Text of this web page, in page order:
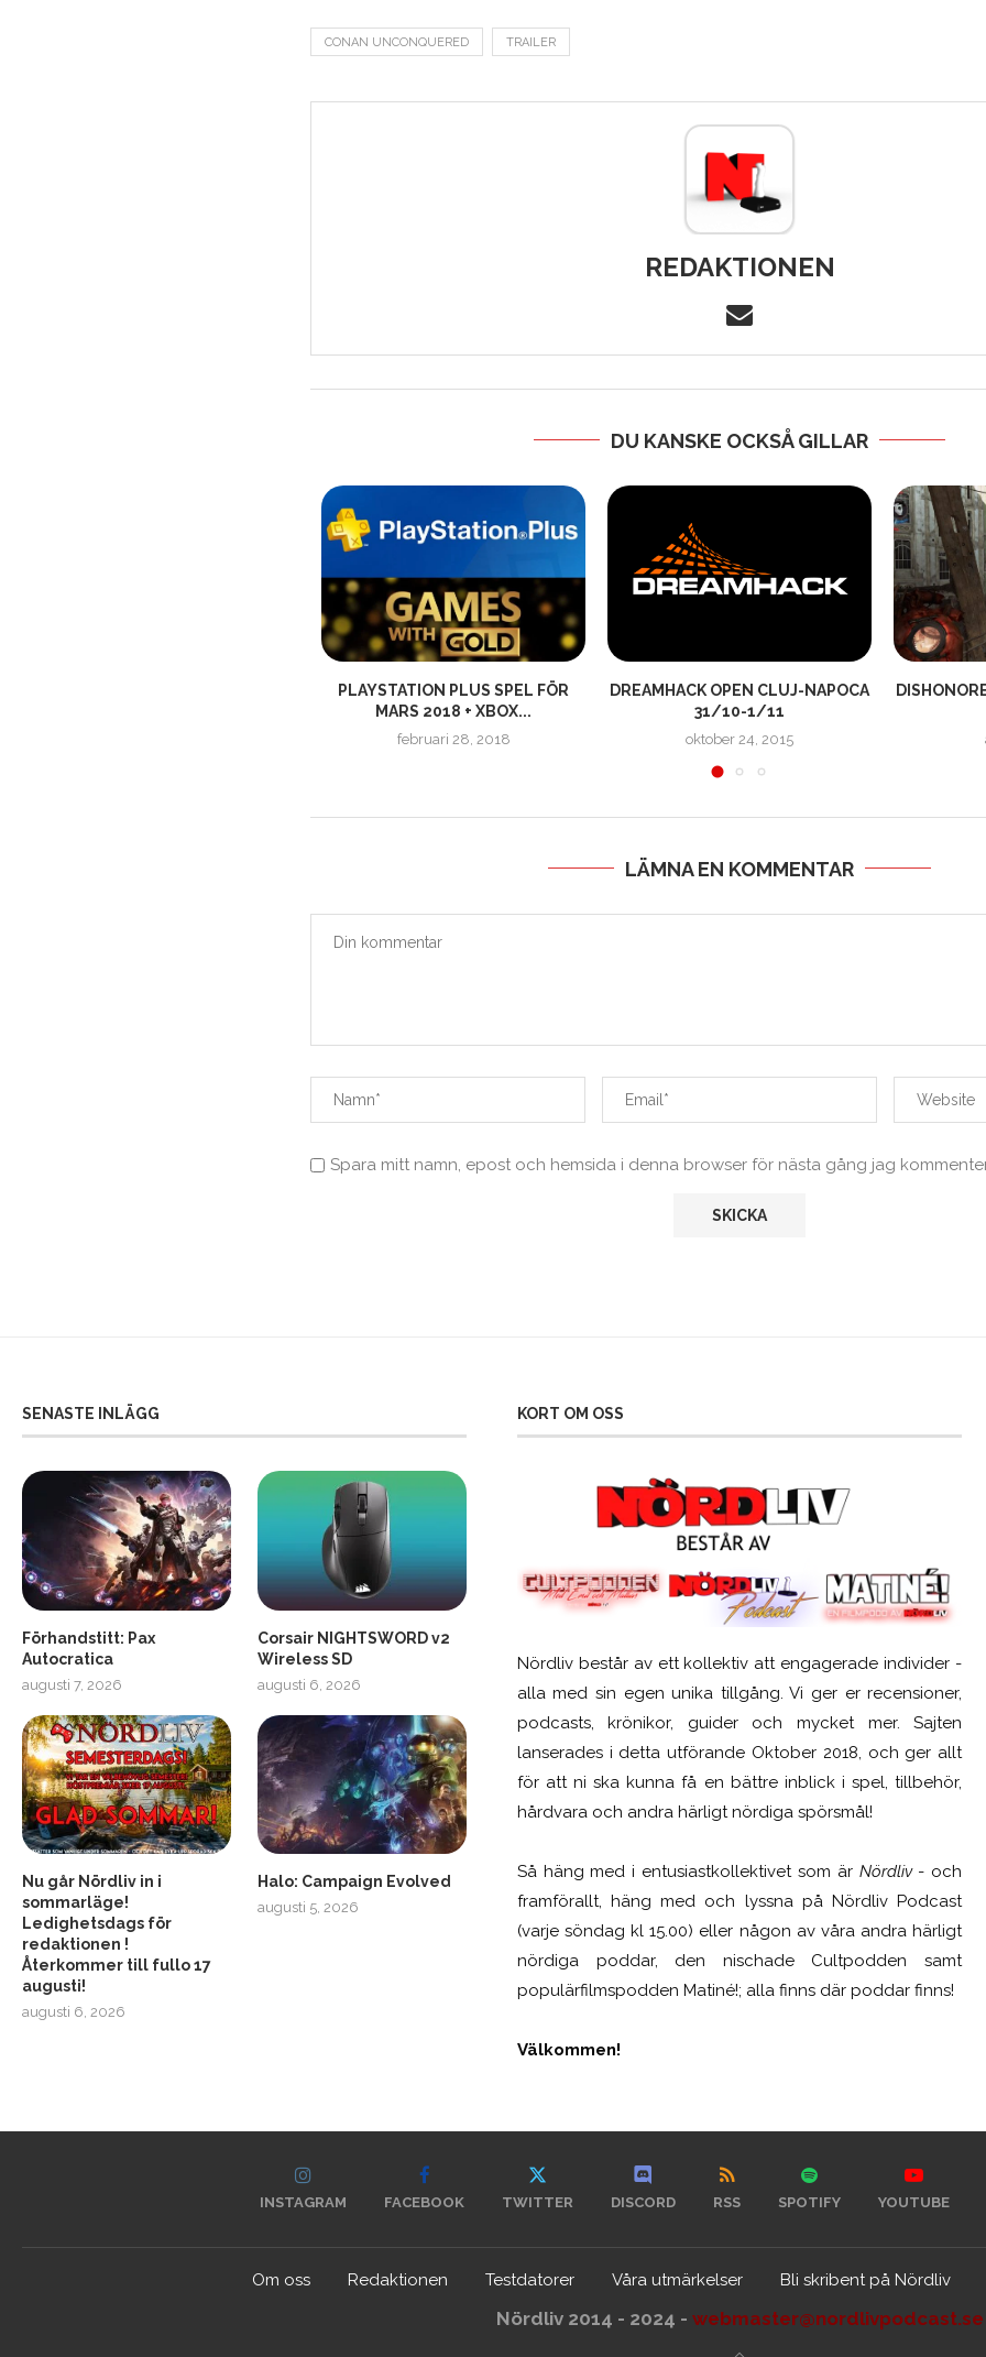
CONAN UNCONQUERED TRAILER
REDAKTIONEN
DU KANSKE OCKSÅ GILLAR
PLAYSTATION PLUS SPEL FÖR
MARS 2018 + XBOX...
februari 28, 2018
DREAMHACK OPEN CLUJ-NAPOCA
31/10-1/11
oktober 24, 2015
LÄMNA EN KOMMENTAR
Spara mitt namn, epost och hemsida i denna browser för nästa gång jag
SENASTE INLÄGG
Förhandstitt: Pax
Autocratica
augusti 7, 2026
Corsair NIGHTSWORD v2
Wireless SD
augusti 6, 2026
Nu går Nördliv in i
sommarläge!
Ledighetsdags för
redaktionen !
Återkommer till fullo 17
augusti!
augusti 6, 2026
Halo: Campaign Evolved
augusti 5, 2026
KORT OM OSS
Nördliv består av ett kollektiv att engagerade individer -
alla med sin egen unika tillgång. Vi ger er recensioner,
podcasts, krönikor, guider och mycket mer. Sajten
lanserades i detta utförande Oktober 2018, och ger allt
för att ni ska kunna få en bättre inblick i spel, tillbehör,
hårdvara och andra härligt nördiga spörsmål!
Så häng med i entusiastkollektivet som är Nördliv- och
framförallt, häng med och lyssna på Nördliv Podcast
(varje söndag kl 15.00) eller någon av våra andra härligt
nördiga poddar, den nischade Cultpodden samt
populärfilmspodden Matiné!; alla finns där poddar finns!
Välkommen!
Soundcore Liberty 5 Pro SCUF Gaming Omega
INSTAGRAM FACEBOOK TWITTER DISCORD RSS SPOTIFY YOUTUBE
Om oss Redaktionen Testdatorer Våra utmärkelser Bli skribent på Nördliv
Nördliv 2014 - 2024 - webmaster@nordlivpodcast.se